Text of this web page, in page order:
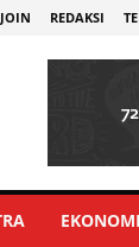
REDAKSI
EKONOMI